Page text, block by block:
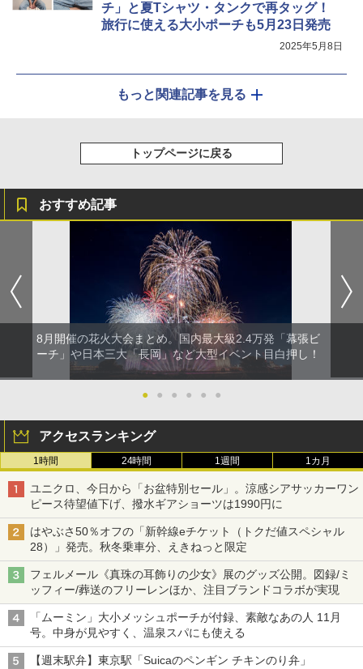
チ」と夏Tシャツ・タンクで再タッグ！
旅行に使える大小ポーチも5月23日発売
2025年5月8日
もっと関連記事を見る
トップページに戻る
おすすめ記事
8月開催の花火大会まとめ。国内最大級2.4万発「幕張ビ
ーチ」や日本三大「長岡」など大型イベント目白押し！
● ● ● ● ● ●
アクセスランキング
1時間 24時間 1週間 1カ月
ユニクロ、今日から「お盆特別セール」。涼感シアサッカーワン
ピース待望値下げ、撥水ギアショーツは1990円に
はやぶさ50％オフの「新幹線eチケット（トクだ値スペシャル
28）」発売。秋冬乗車分、えきねっと限定
フェルメール《真珠の耳飾りの少女》展のグッズ公開。図録/ミ
ッフィー/葬送のフリーレンほか、注目ブランドコラボが実現
「ムーミン」大小メッシュポーチが付録、素敵なあの人 11月
号。中身が見やすく、温泉スパにも使える
【週末駅弁】東京駅「Suicaのペンギン チキンのり弁」